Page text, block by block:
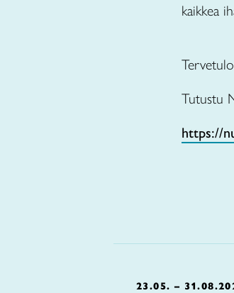
kaikkea
Tutustu
https://
23.05. –